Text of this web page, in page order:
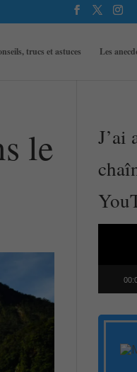
trucs et astuces Les
le
J’ai